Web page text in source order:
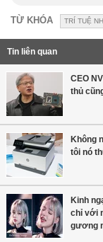
TỪ KHÓA TRÍ TUỆ
Tin liên quan
CEO
thủ
Không
tôi nó
Kinh
chỉ với
gương